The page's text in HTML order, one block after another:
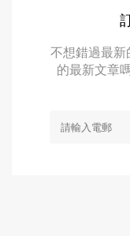
不想錯過最
的最新文章